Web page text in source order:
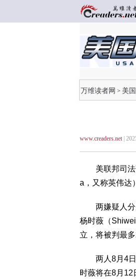
万维读者网 > 美
www.creaders.net|
美联邦司法
a，又称英伟达
两嫌疑人分别
杨时薇（
立，将被判最
两人8月4日
时薇将在8月12